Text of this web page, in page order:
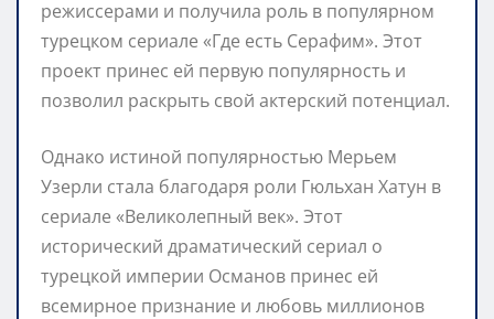
режиссерами и получила роль в популярном
турецком сериале «Где есть Серафим». Этот
проект принес ей первую популярность и
позволил раскрыть свой актерский потенциал.
Однако истиной популярностью Мерьем
Узерли стала благодаря роли Гюльхан Хатун в
сериале «Великолепный век». Этот
исторический драматический сериал о
турецкой империи Османов принес ей
всемирное признание и любовь миллионов